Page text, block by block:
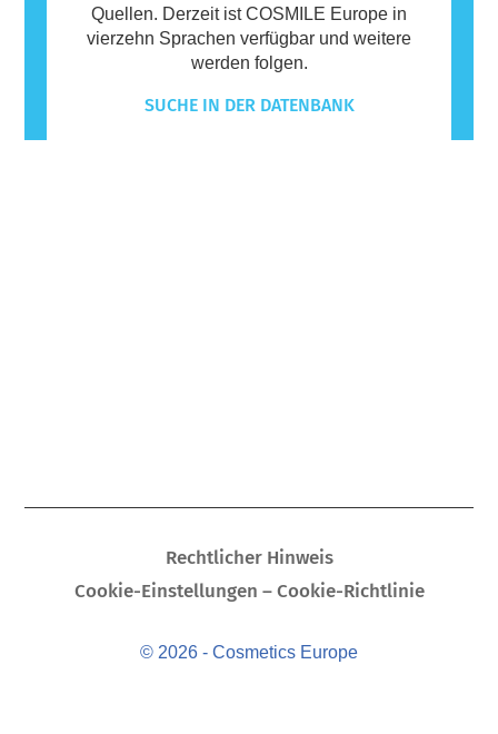
Quellen. Derzeit ist COSMILE Europe in
vierzehn Sprachen verfügbar und weitere
werden folgen.
SUCHE IN DER DATENBANK
Rechtlicher Hinweis
Cookie-Einstellungen – Cookie-Richtlinie
© 2026 - Cosmetics Europe